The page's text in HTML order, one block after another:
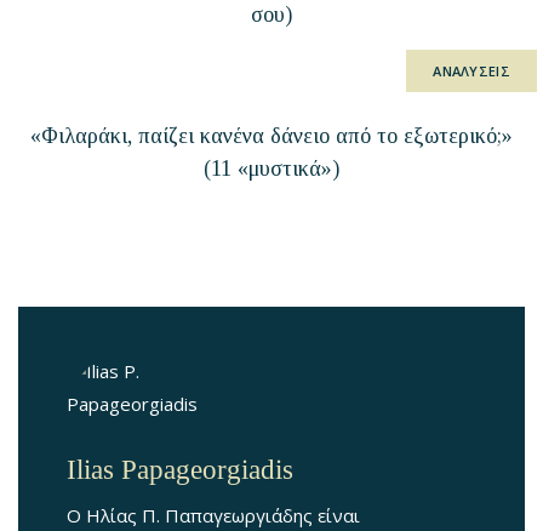
σου)
ΑΝΑΛΥΣΕΙΣ
«Φιλαράκι, παίζει κανένα δάνειο από το εξωτερικό;»
(11 «μυστικά»)
Ilias Papageorgiadis
Ο Ηλίας Π. Παπαγεωργιάδης είναι